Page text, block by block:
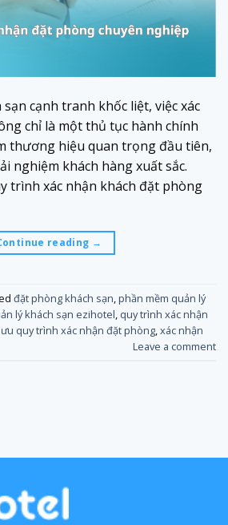
cạnh tranh khốc liệt, việc xác
chỉ là một thủ tục hành chính
thương hiệu quan trọng đầu tiên,
nghiệm khách hàng xuất sắc.
trình xác nhận khách đặt phòng
reading →
đặt phòng khách sạn,phần mềm quản lý
lý khách sạn ezihotel, quy trình xác nhận
quy trình xác nhận đặt phòng,xác nhận
Leave a comment